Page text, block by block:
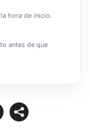
hora de inicio.
antes de que